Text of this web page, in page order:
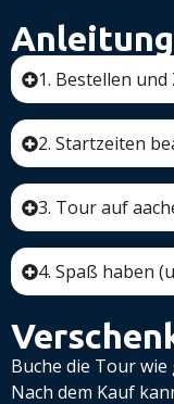
Anleitung
1. Bestellen
2. Startzeiten
3. Tour auf
4. Spaß haben
Buche die Tour
Nach dem Kauf